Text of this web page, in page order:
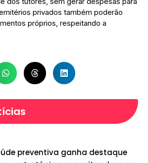
privados também poderão
próprios, respeitando a
preventiva ganha destaque